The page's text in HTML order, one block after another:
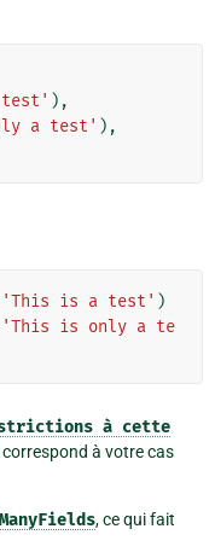
),
a test' ),
'This is a test' )
'This is only a te
à cette
correspond à votre cas
, ce qui fait